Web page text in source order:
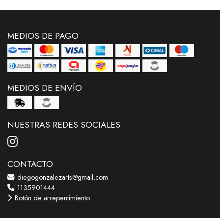
MEDIOS DE PAGO
MEDIOS DE ENVÍO
NUESTRAS REDES SOCIALES
CONTACTO
diegogonzalezarts@gmail.com
1135901444
Botón de arrepentimiento